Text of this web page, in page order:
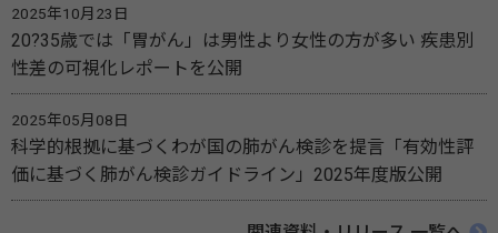
2025年10月23日
20?35歳では「胃がん」は男性より女性の方が多い 疾患別
性差の可視化レポートを公開
2025年05月08日
科学的根拠に基づくわが国の肺がん検診を提言「有効性評
価に基づく肺がん検診ガイドライン」2025年度版公開